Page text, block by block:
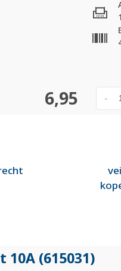
6,95 -
(615031)